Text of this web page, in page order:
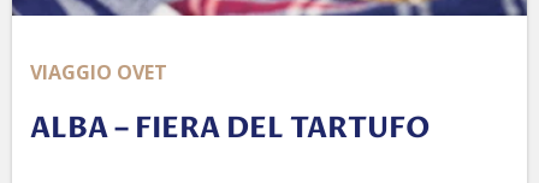
VIAGGIO OVET
ALBA – FIERA DEL TARTUFO